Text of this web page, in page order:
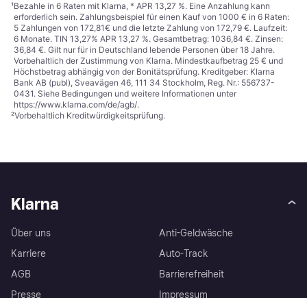
¹Bezahle in 6 Raten mit Klarna, * APR 13,27 %. Eine Anzahlung kann
erforderlich sein. Zahlungsbeispiel für einen Kauf von 1000 € in 6 Raten:
5 Zahlungen von 172,81€ und die letzte Zahlung von 172,79 €. Laufzeit:
6 Monate. TIN 13,27% APR 13,27 %. Gesamtbetrag: 1036,84 €. Zinsen:
36,84 €. Gilt nur für in Deutschland lebende Personen über 18 Jahre.
Vorbehaltlich der Zustimmung von Klarna. Mindestkaufbetrag 25 € und
Höchstbetrag abhängig von der Bonitätsprüfung. Kreditgeber: Klarna
Bank AB (publ), Sveavägen 46, 111 34 Stockholm, Reg. Nr.: 556737-
0431. Siehe Bedingungen und weitere Informationen unter
https://www.klarna.com/de/agb/.
²Vorbehaltlich Kreditwürdigkeitsprüfung.
Klarna
Über uns
Karriere
AGB
Presse
Anti-Geldwäsche
Auto-Track
Barrierefreiheit
Impressum